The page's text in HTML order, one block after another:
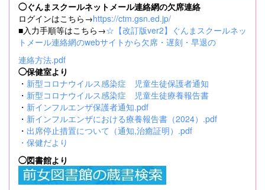
◯ぐんまスクールネットメール連絡網の欠席連絡
ログインはこちら→https://ctm.gsn.ed.jp/
■入力手順等はこちら→☆【改訂版ver2】ぐんまスクールネッ
トメール連絡網のwebサイトから欠席・遅刻・早退の
連絡方法.pdf
◯保健室より
・ 新型コロナウイルス感染症 児童生徒保護者通知
・ 新型コロナウイルス感染症 児童生徒療養報告書
・ 新インフルエンザ保護者通知.pdf
・ 新インフルエンザにおける療養報告書（2024）.pdf
・ 出席停止措置について（通知,治癒証明）.pdf
・ 保健だより
◯図書館より